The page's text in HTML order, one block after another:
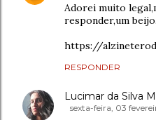
Adorei muito
responder,um beijo.
https://
RESPONDER
Lucimar da Silva
sexta-feira, 03